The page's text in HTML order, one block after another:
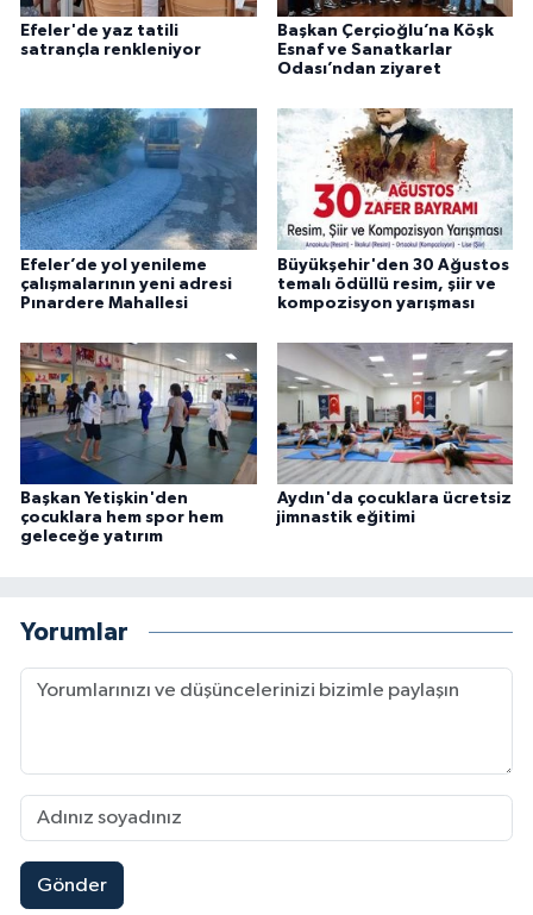
Efeler'de yaz tatili
satrançla renkleniyor
Başkan Çerçioğlu’na Köşk
Esnaf ve Sanatkarlar
Odası’ndan ziyaret
Efeler’de yol yenileme
çalışmalarının yeni adresi
Pınardere Mahallesi
Büyükşehir'den 30 Ağustos
temalı ödüllü resim, şiir ve
kompozisyon yarışması
Başkan Yetişkin'den
çocuklara hem spor hem
geleceğe yatırım
Aydın'da çocuklara ücretsiz
jimnastik eğitimi
Yorumlar
Gönder